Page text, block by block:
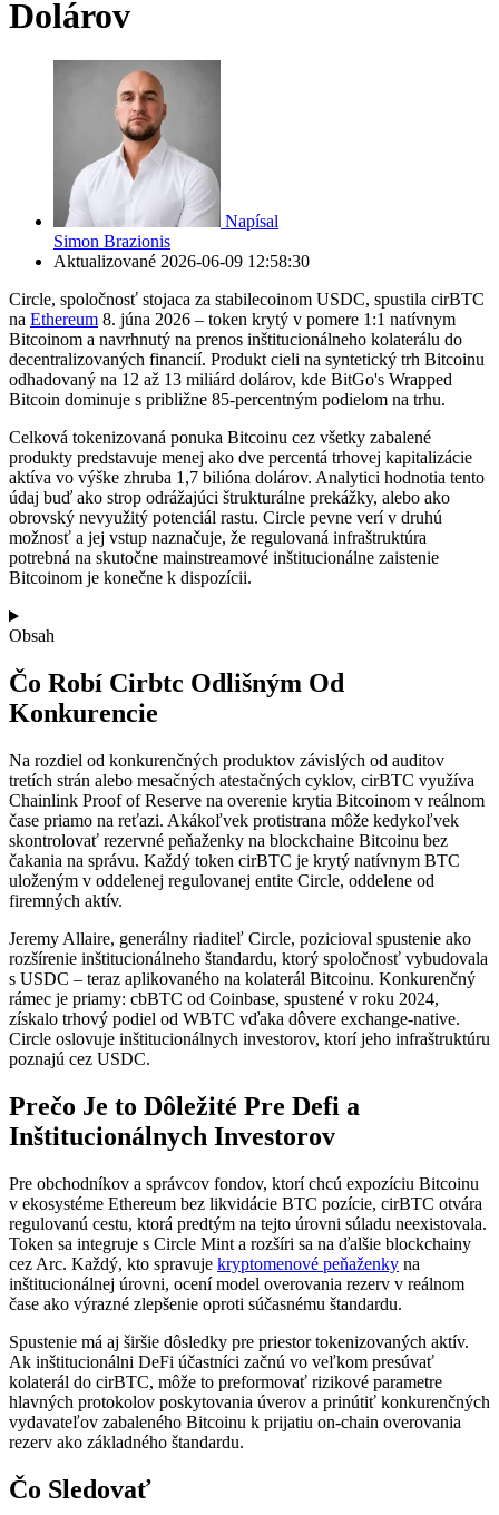
Dolárov
Napísal
Simon Brazionis
Aktualizované 2026-06-09 12:58:30
Circle, spoločnosť stojaca za stabilecoinom USDC, spustila cirBTC
na Ethereum 8. júna 2026 – token krytý v pomere 1:1 natívnym
Bitcoinom a navrhnutý na prenos inštitucionálneho kolaterálu do
decentralizovaných financií. Produkt cieli na syntetický trh Bitcoinu
odhadovaný na 12 až 13 miliárd dolárov, kde BitGo's Wrapped
Bitcoin dominuje s približne 85-percentným podielom na trhu.
Celková tokenizovaná ponuka Bitcoinu cez všetky zabalené
produkty predstavuje menej ako dve percentá trhovej kapitalizácie
aktíva vo výške zhruba 1,7 bilióna dolárov. Analytici hodnotia tento
údaj buď ako strop odrážajúci štrukturálne prekážky, alebo ako
obrovský nevyužitý potenciál rastu. Circle pevne verí v druhú
možnosť a jej vstup naznačuje, že regulovaná infraštruktúra
potrebná na skutočne mainstreamové inštitucionálne zaistenie
Bitcoinom je konečne k dispozícii.
Obsah
Čo Robí Cirbtc Odlišným Od
Konkurencie
Na rozdiel od konkurenčných produktov závislých od auditov
tretích strán alebo mesačných atestačných cyklov, cirBTC využíva
Chainlink Proof of Reserve na overenie krytia Bitcoinom v reálnom
čase priamo na reťazi. Akákoľvek protistrana môže kedykoľvek
skontrolovať rezervné peňaženky na blockchaine Bitcoinu bez
čakania na správu. Každý token cirBTC je krytý natívnym BTC
uloženým v oddelenej regulovanej entite Circle, oddelene od
firemných aktív.
Jeremy Allaire, generálny riaditeľ Circle, pozicioval spustenie ako
rozšírenie inštitucionálneho štandardu, ktorý spoločnosť vybudovala
s USDC – teraz aplikovaného na kolaterál Bitcoinu. Konkurenčný
rámec je priamy: cbBTC od Coinbase, spustené v roku 2024,
získalo trhový podiel od WBTC vďaka dôvere exchange-native.
Circle oslovuje inštitucionálnych investorov, ktorí jeho infraštruktúru
poznajú cez USDC.
Prečo Je to Dôležité Pre Defi a
Inštitucionálnych Investorov
Pre obchodníkov a správcov fondov, ktorí chcú expozíciu Bitcoinu
v ekosystéme Ethereum bez likvidácie BTC pozície, cirBTC otvára
regulovanú cestu, ktorá predtým na tejto úrovni súladu neexistovala.
Token sa integruje s Circle Mint a rozšíri sa na ďalšie blockchainy
cez Arc. Každý, kto spravuje kryptomenové peňaženky na
inštitucionálnej úrovni, ocení model overovania rezerv v reálnom
čase ako výrazné zlepšenie oproti súčasnému štandardu.
Spustenie má aj širšie dôsledky pre priestor tokenizovaných aktív.
Ak inštitucionálni DeFi účastníci začnú vo veľkom presúvať
kolaterál do cirBTC, môže to preformovať rizikové parametre
hlavných protokolov poskytovania úverov a prinútiť konkurenčných
vydavateľov zabaleného Bitcoinu k prijatiu on-chain overovania
rezerv ako základného štandardu.
Čo Sledovať